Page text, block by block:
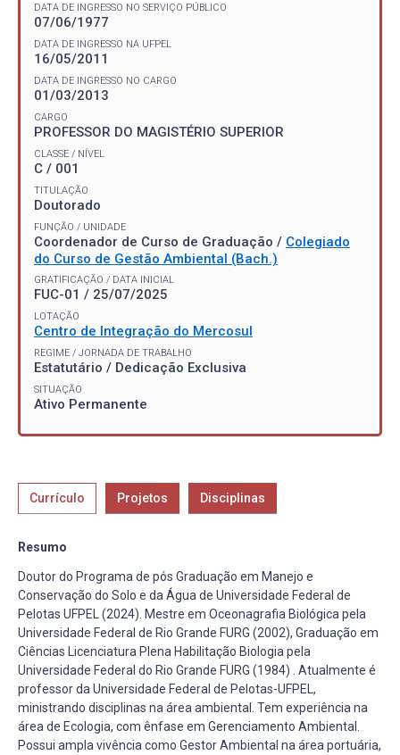
DATA DE INGRESSO NO SERVIÇO PÚBLICO
07/06/1977
DATA DE INGRESSO NA UFPEL
16/05/2011
DATA DE INGRESSO NO CARGO
01/03/2013
CARGO
PROFESSOR DO MAGISTÉRIO SUPERIOR
CLASSE / NÍVEL
C / 001
TITULAÇÃO
Doutorado
FUNÇÃO / UNIDADE
Coordenador de Curso de Graduação / Colegiado
do Curso de Gestão Ambiental (Bach.)
GRATIFICAÇÃO / DATA INICIAL
FUC-01 / 25/07/2025
LOTAÇÃO
Centro de Integração do Mercosul
REGIME / JORNADA DE TRABALHO
Estatutário / Dedicação Exclusiva
SITUAÇÃO
Ativo Permanente
Currículo Projetos Disciplinas
Resumo
Doutor do Programa de pós Graduação em Manejo e
Conservação do Solo e da Água de Universidade Federal de
Pelotas UFPEL (2024). Mestre em Oceonagrafia Biológica pela
Universidade Federal de Rio Grande FURG (2002), Graduação em
Ciências Licenciatura Plena Habilitação Biologia pela
Universidade Federal do Rio Grande FURG (1984) . Atualmente é
professor da Universidade Federal de Pelotas-UFPEL,
ministrando disciplinas na área ambiental. Tem experiência na
área de Ecologia, com ênfase em Gerenciamento Ambiental.
Possui ampla vivência como Gestor Ambiental na área portuária,